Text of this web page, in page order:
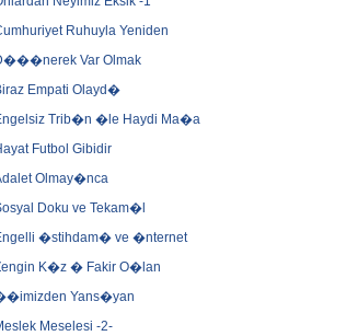
Ruhuyla Yeniden
Var Olmak
Empati Olayd�
Trib�n �le Haydi Ma�a
Futbol Gibidir
Olmay�nca
Doku ve Tekam�l
�stihdam� ve �nternet
K�z � Fakir O�lan
Yans�yan
Meselesi -2-